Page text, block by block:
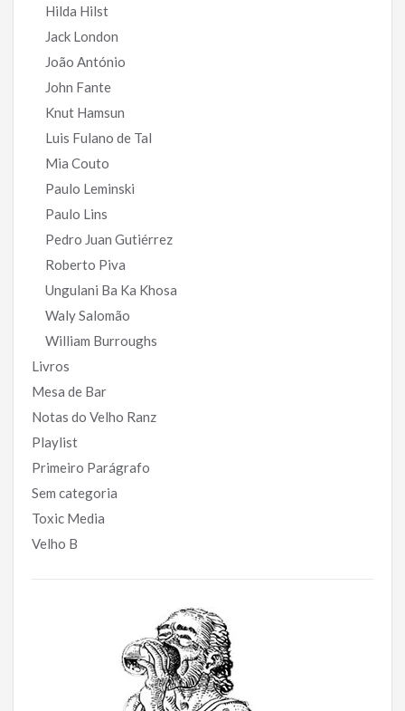
Hilda Hilst
Jack London
João António
John Fante
Knut Hamsun
Luis Fulano de Tal
Mia Couto
Paulo Leminski
Paulo Lins
Pedro Juan Gutiérrez
Roberto Piva
Ungulani Ba Ka Khosa
Waly Salomão
William Burroughs
Livros
Mesa de Bar
Notas do Velho Ranz
Playlist
Primeiro Parágrafo
Sem categoria
Toxic Media
Velho B